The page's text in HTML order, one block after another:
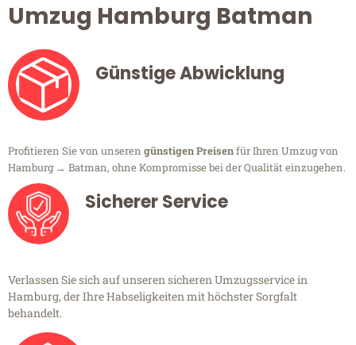
Umzug Hamburg Batman
Günstige Abwicklung
Profitieren Sie von unseren günstigen Preisenfür Ihren Umzug von
Hamburg → Batman, ohne Kompromisse bei der Qualität einzugehen.
Sicherer Service
Verlassen Sie sich auf unseren sicheren Umzugsservice in
Hamburg, der Ihre Habseligkeiten mit höchster Sorgfalt
behandelt.